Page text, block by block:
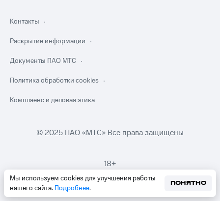
Мы используем cookies для улучшения работы
нашего сайта. Подробнее.
ПОНЯТНО
Контакты
Раскрытие информации
Документы ПАО МТС
Политика обработки cookies
Комплаенс и деловая этика
© 2025 ПАО «МТС» Все права защищены
18+